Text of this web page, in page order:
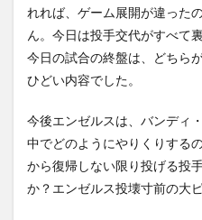
5
8月
26
日の
試合
本時
間8
月
27
日）
れれば、ゲーム展開が違った
ん。今日は投手交代がすべて
今日の試合の終盤は、どちら
ひどい内容でした。
今後エンゼルスは、バンディ
中でどのようにやりくりする
から復帰しない限り投げる投
か？エンゼルス投壊寸前の大ピ